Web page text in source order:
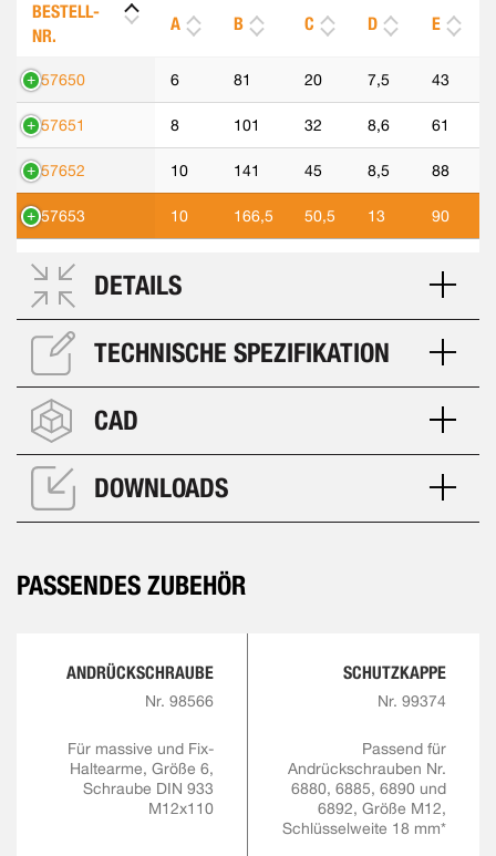
BESTELL-
NR.
A B C D E
557650 6 81 20 7,5 43
557651 8 101 32 8,6 61
557652 10 141 45 8,5 88
557653 10 166,5 50,5 13 90
DETAILS
TECHNISCHE SPEZIFIKATION
CAD
DOWNLOADS
PASSENDES ZUBEHÖR
ANDRÜCKSCHRAUBE
Nr. 98566
Für massive und Fix-
Haltearme, Größe 6,
Schraube DIN 933
M12x110
SCHUTZKAPPE
Nr. 99374
Passend für
Andrückschrauben Nr.
6880, 6885, 6890 und
6892, Größe M12,
Schlüsselweite 18 mm*